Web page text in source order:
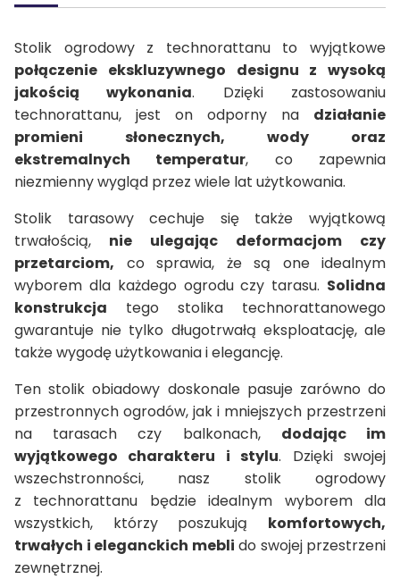
Stolik ogrodowy z technorattanu to wyjątkowe
połączenie ekskluzywnego designu z wysoką
jakością wykonania. Dzięki zastosowaniu
technorattanu, jest on odporny na działanie
promieni słonecznych, wody oraz
ekstremalnych temperatur, co zapewnia
niezmienny wygląd przez wiele lat użytkowania.
Stolik tarasowy cechuje się także wyjątkową
trwałością, nie ulegając deformacjom czy
przetarciom, co sprawia, że są one idealnym
wyborem dla każdego ogrodu czy tarasu. Solidna
konstrukcja tego stolika technorattanowego
gwarantuje nie tylko długotrwałą eksploatację, ale
także wygodę użytkowania i elegancję.
Ten stolik obiadowy doskonale pasuje zarówno do
przestronnych ogrodów, jak i mniejszych przestrzeni
na tarasach czy balkonach, dodając im
wyjątkowego charakteru i stylu. Dzięki swojej
wszechstronności, nasz stolik ogrodowy
z technorattanu będzie idealnym wyborem dla
wszystkich, którzy poszukują komfortowych,
trwałych i eleganckich mebli do swojej przestrzeni
zewnętrznej.